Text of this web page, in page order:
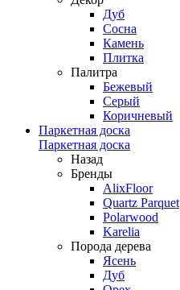
Дуб
Сосна
Камень
Плитка
Палитра
Бежевый
Серый
Коричневый
Паркетная доска
Паркетная доска
Назад
Бренды
AlixFloor
Quartz Parquet
Polarwood
Karelia
Порода дерева
Ясень
Дуб